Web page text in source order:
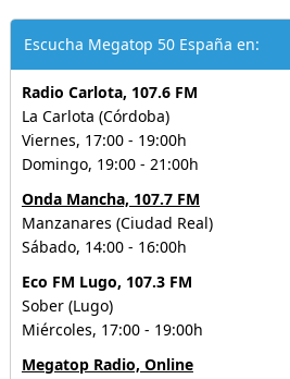
Escucha Megatop 50 España en:
Radio Carlota, 107.6 FM
La Carlota (Córdoba)
Viernes, 17:00 - 19:00h
Domingo, 19:00 - 21:00h
Onda Mancha, 107.7 FM
Manzanares (Ciudad Real)
Sábado, 14:00 - 16:00h
Eco FM Lugo, 107.3 FM
Sober (Lugo)
Miércoles, 17:00 - 19:00h
Megatop Radio, Online